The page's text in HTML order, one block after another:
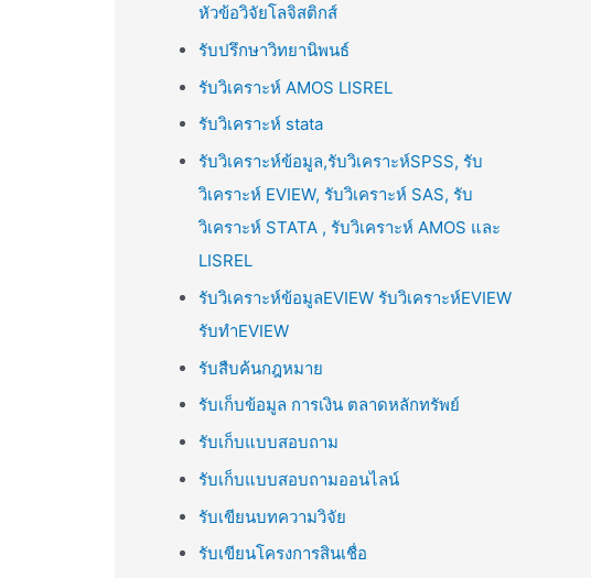
หัวข้อวิจัยโลจิสติกส์
รับปรึกษาวิทยานิพนธ์
รับวิเคราะห์ AMOS LISREL
รับวิเคราะห์ stata
รับวิเคราะห์ข้อมูล,รับวิเคราะห์SPSS, รับ
วิเคราะห์ EVIEW, รับวิเคราะห์ SAS, รับ
วิเคราะห์ STATA , รับวิเคราะห์ AMOS และ
LISREL
รับวิเคราะห์ข้อมูลEVIEW รับวิเคราะห์EVIEW
รับทำEVIEW
รับสืบค้นกฎหมาย
รับเก็บข้อมูล การเงิน ตลาดหลักทรัพย์
รับเก็บแบบสอบถาม
รับเก็บแบบสอบถามออนไลน์
รับเขียนบทความวิจัย
รับเขียนโครงการสินเชื่อ